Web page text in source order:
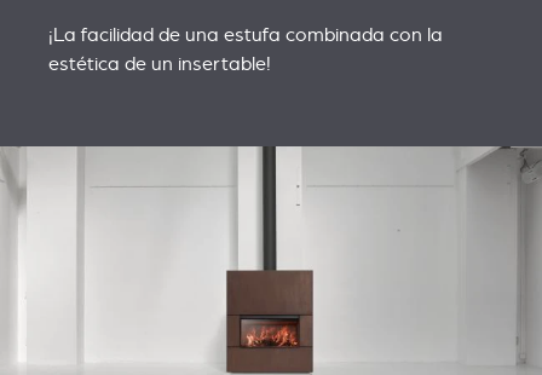
¡La facilidad de una estufa combinada con la
estética de un insertable!